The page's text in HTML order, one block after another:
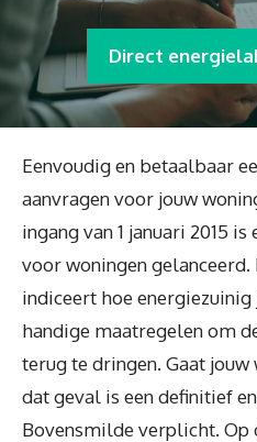
Direct
Eenvoudig en betaalbaar
aanvragen voor jouw
ingang van 1 januari 2015
voor woningen
indiceert hoe
handige maatregelen om
terug te dringen. Gaat
dat geval is een definitief
Bovensmilde verplicht.